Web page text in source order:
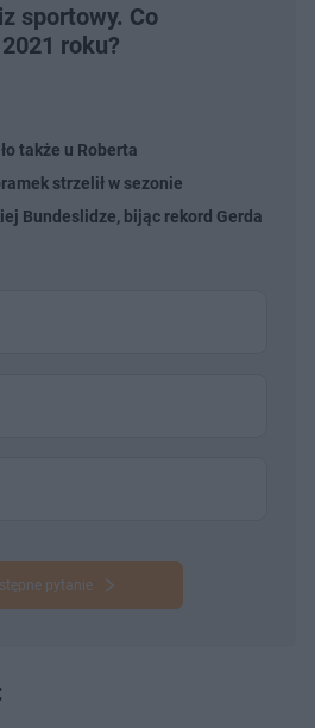
sportowy. Co
roku?
także u Roberta
strzelił w sezonie
Bundeslidze, bijąc rekord Gerda
pytanie